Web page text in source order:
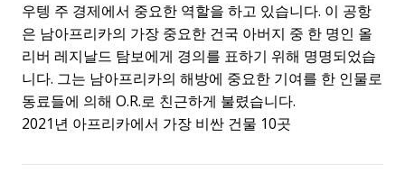
우텡 주 경제에서 중요한 역할을 하고 있습니다. 이 공항
은 남아프리카의 가장 중요한 건국 아버지 중 한 명인 올
리버 레지날드 탐보에게 경의를 표하기 위해 명명되었습
니다. 그는 남아프리카의 해방에 중요한 기여를 한 인물로
동료들에 의해 O.R.로 친근하게 불렸습니다.
2021년 아프리카에서 가장 비싼 건물 10곳